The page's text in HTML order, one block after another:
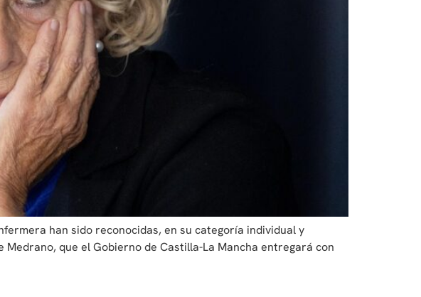
han sido reconocidas, en su categoría individual y
que el Gobierno de Castilla-La Mancha entregará con